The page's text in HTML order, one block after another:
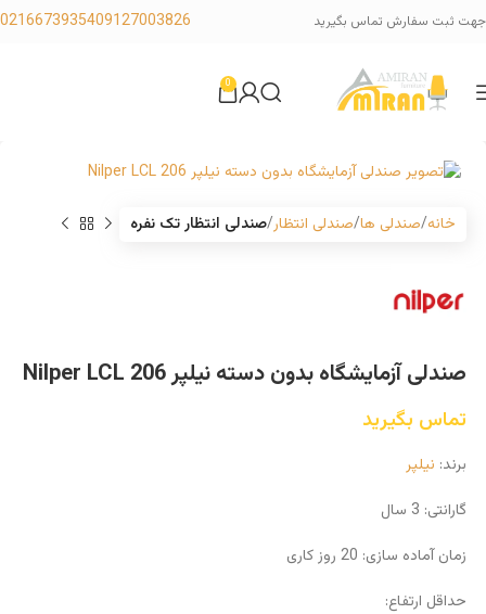
جهت ثبت سفارش تماس بگیرید 09127003826
02166739354
0
خانه صندلی ها صندلی انتظار صندلی انتظار تک نفره
صندلی آزمایشگاه بدون دسته نیلپر Nilper LCL 206
تماس بگیرید
برند: نیلپر
گارانتی: 3 سال
زمان آماده سازی: 20 روز کاری
حداقل ارتفاع: